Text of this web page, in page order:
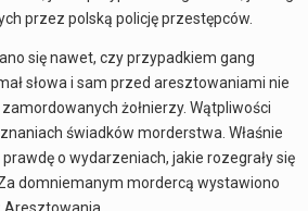
przez polską policję przestępców.
się nawet, czy przypadkiem gang
słowa i sam przed aresztowaniami nie
zamordowanych żołnierzy. Wątpliwości
świadków morderstwa. Właśnie
o wydarzeniach, jakie rozegrały się
domniemanym mordercą wystawiono